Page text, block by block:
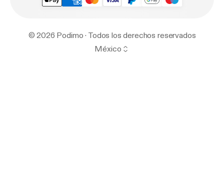
© 2026 Podimo · Todos los derechos reservados
México